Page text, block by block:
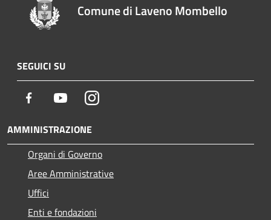
Comune di Laveno Mombello
SEGUICI SU
Facebook YoutubeInstagram
AMMINISTRAZIONE
Organi di Governo
Aree Amministrative
Uffici
Enti e fondazioni